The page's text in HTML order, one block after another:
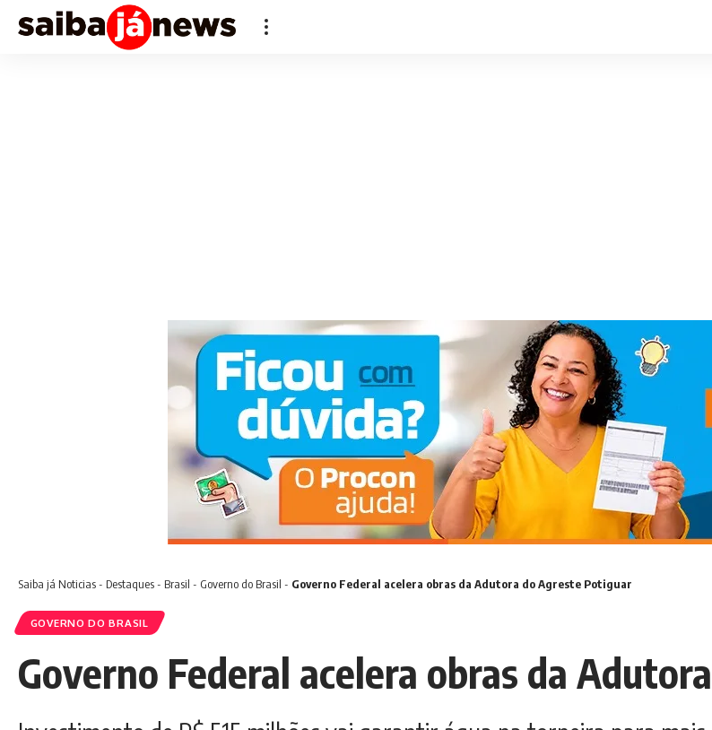
Saiba já Noticias- Destaques- Brasil - Governo do Brasil - Governo Federal acelera obras da Adutora do Agreste Potiguar
GOVERNO DO BRASIL
Governo Federal acelera obras da